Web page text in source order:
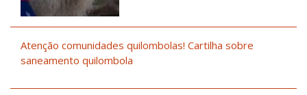
Atenção comunidades quilombolas! Cartilha sobre
saneamento quilombola